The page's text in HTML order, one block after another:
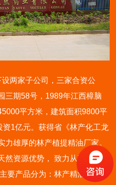
两家子公司，三家合资公
三期58号，1989年江西樟脑
平方米，建筑面积9800平
1亿元。获得省《林产化工龙
雄厚的林产植提精油厂家。
然资源优势， 致力从事天然植
要产品分为：林产精油、全草